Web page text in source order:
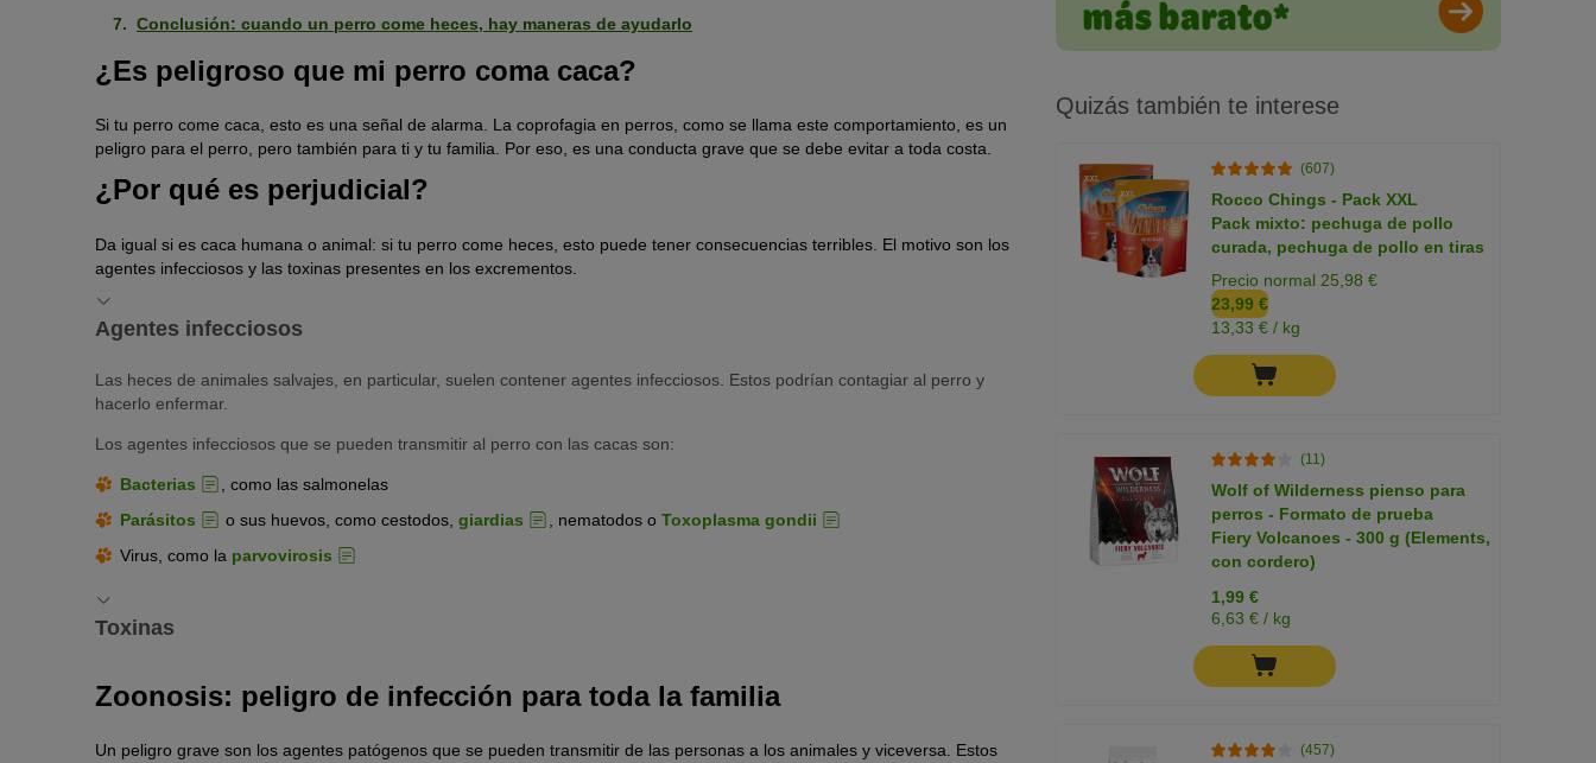
Conclusión: cuando un perro come heces, hay maneras de ayudarlo
¿Es peligroso que mi perro coma caca?
Si tu perro come caca, esto es una señal de alarma. La coprofagia en perros, como se llama este comportamiento, es un
peligro para el perro, pero también para ti y tu familia. Por eso, es una conducta grave que se debe evitar a toda costa.
¿Por qué es perjudicial?
Da igual si es caca humana o animal: si tu perro come heces, esto puede tener consecuencias terribles. El motivo son los
agentes infecciosos y las toxinas presentes en los excrementos.
Agentes infecciosos
Las heces de animales salvajes, en particular, suelen contener agentes infecciosos. Estos podrían contagiar al perro y
hacerlo enfermar.
Los agentes infecciosos que se pueden transmitir al perro con las cacas son:
Bacterias
, como las salmonelas
Parásitos
o sus huevos, como cestodos, giardias , nematodos o Toxoplasma gondii
Virus, como la parvovirosis
Toxinas
perro tras la ingesta.
¿Tu perro come caca? Estos son los peligros
Zoonosis: peligro de infección para toda la familia
Un peligro grave son los agentes patógenos que se pueden transmitir de las personas a los animales y viceversa. Estos
Quizás también te interese
(607)
Rocco Chings - Pack XXL
Pack mixto: pechuga de pollo
curada, pechuga de pollo en tiras
Precio normal 25,98 €
23,99 €
13,33 € / kg
(11)
Wolf of Wilderness pienso para
perros - Formato de prueba
Fiery Volcanoes - 300 g (Elements,
con cordero)
1,99 €
6,63 € / kg
(457)